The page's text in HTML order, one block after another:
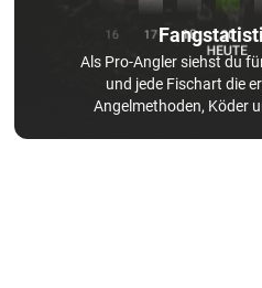
Als Pro-Angler siehst du
und jede Fischart die
Angelmethoden, Köder